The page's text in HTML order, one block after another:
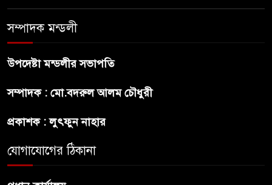
শেখ হাসিনা প্রসঙ্গে ভারতের ভূমিকা
নিয়ে বাংলাদেশের ক্ষুব্ধ প্রতিক্রিয়া
সম্পাদক মন্ডলী
উপদেষ্টা মন্ডলীর সভাপতি
সম্পাদক : মো.বদরুল আলম চৌধুরী
প্রকাশক : লুৎফুন নাহার
যোগাযোগের ঠিকানা